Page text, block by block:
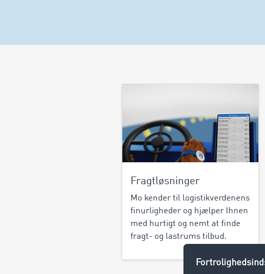
Fragtløsninger
Mo kender til logistikverdenens
finurligheder og hjælper Ihnen
med hurtigt og nemt at finde
fragt- og lastrums tilbud.